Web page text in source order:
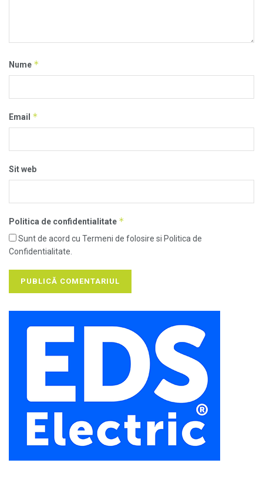
Nume *
Email *
Sit web
Politica de confidentialitate *
Sunt de acord cu Termeni de folosire si Politica de
Confidentialitate.